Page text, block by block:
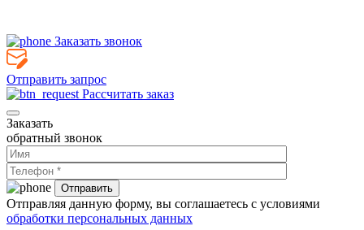
Заказать звонок
Отправить запрос
Рассчитать заказ
Заказать
обратный звонок
Отправляя данную форму, вы соглашаетесь с условиями
обработки персональных данных